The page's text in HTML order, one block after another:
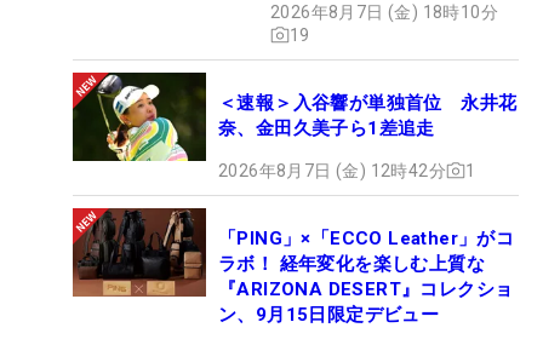
2026年8月7日 (金) 18時10分
19
＜速報＞入谷響が単独首位 永井花
奈、金田久美子ら1差追走
2026年8月7日 (金) 12時42分 1
「PING」×「ECCO Leather」がコ
ラボ！ 経年変化を楽しむ上質な
『ARIZONA DESERT』コレクショ
ン、9月15日限定デビュー